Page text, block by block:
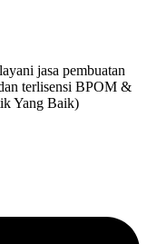
jasa pembuatan
terlisensi BPOM &
Yang Baik)